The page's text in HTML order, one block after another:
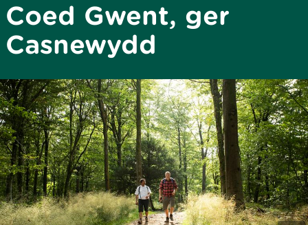
Coed Gwent, ger
Casnewydd